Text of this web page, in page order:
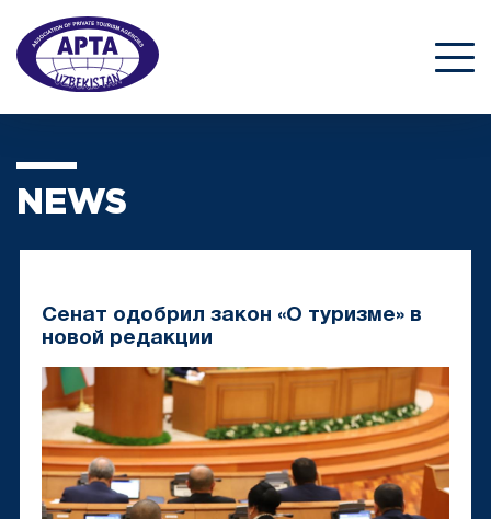
NEWS
Сенат одобрил закон «О туризме» в
новой редакции